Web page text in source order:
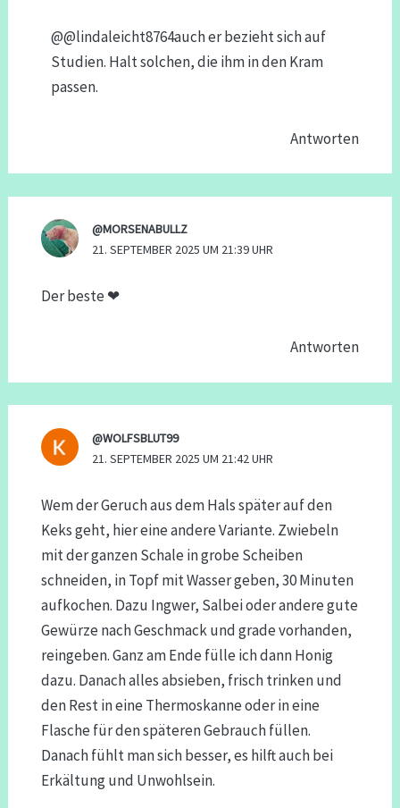
​@@lindaleicht8764auch er bezieht sich auf
Studien. Halt solchen, die ihm in den Kram
passen.
Antworten
@MORSENABULLZ
21. SEPTEMBER 2025 UM 21:39 UHR
Der beste ❤
Antworten
@WOLFSBLUT99
21. SEPTEMBER 2025 UM 21:42 UHR
Wem der Geruch aus dem Hals später auf den
Keks geht, hier eine andere Variante. Zwiebeln
mit der ganzen Schale in grobe Scheiben
schneiden, in Topf mit Wasser geben, 30 Minuten
aufkochen. Dazu Ingwer, Salbei oder andere gute
Gewürze nach Geschmack und grade vorhanden,
reingeben. Ganz am Ende fülle ich dann Honig
dazu. Danach alles absieben, frisch trinken und
den Rest in eine Thermoskanne oder in eine
Flasche für den späteren Gebrauch füllen.
Danach fühlt man sich besser, es hilft auch bei
Erkältung und Unwohlsein.